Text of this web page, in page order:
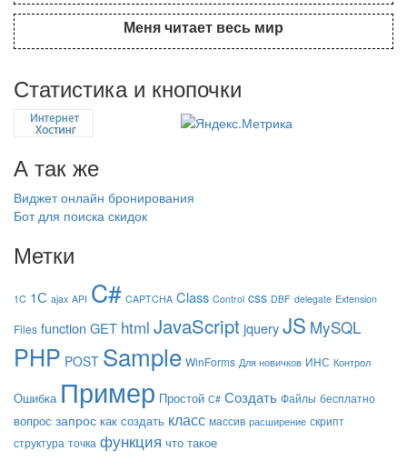
Меня читает весь мир
Статистика и кнопочки
А так же
Виджет онлайн бронирования
Бот для поиска скидок
Метки
1C 1С ajax API C# CAPTCHA Class Control css DBF delegate Extension
Files function GET html JavaScriptjqueryJS MySQL
PHP POST Sample WinForms Для новичков ИНС Контрол
Ошибка Пример Простой С# Создать Файлы бесплатно
вопрос запрос как создать класс массив расширение скрипт
структура точка функция что такое